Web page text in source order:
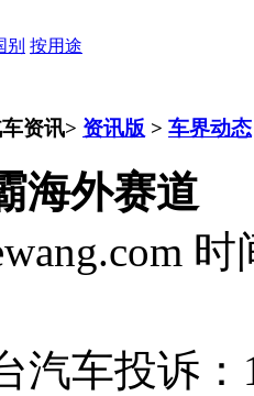
别 按用途
资讯> 资讯版 > 车界动态
海外赛道
时
汽车投诉：